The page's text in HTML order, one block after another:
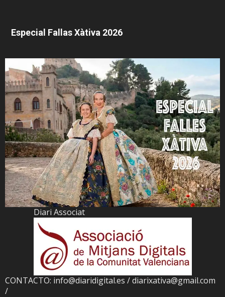
Especial Fallas Xàtiva 2026
Diari Associat
CONTACTO: info@diaridigital.es / diarixativa@gmail.com
/